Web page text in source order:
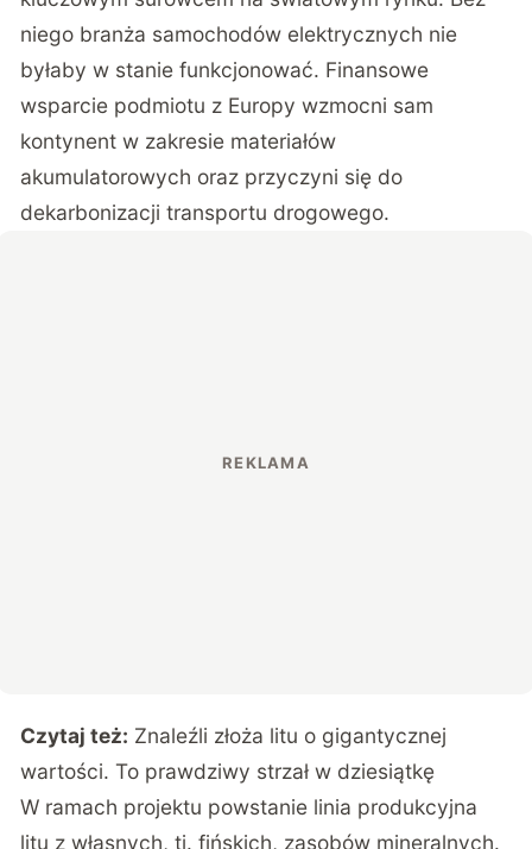
niego branża samochodów elektrycznych nie
byłaby w stanie funkcjonować. Finansowe
wsparcie podmiotu z Europy wzmocni sam
kontynent w zakresie materiałów
akumulatorowych oraz przyczyni się do
dekarbonizacji transportu drogowego.
Czytaj też: Znaleźli złoża litu o gigantycznej
wartości. To prawdziwy strzał w dziesiątkę
W ramach projektu powstanie linia produkcyjna
litu z własnych, tj. fińskich, zasobów mineralnych.